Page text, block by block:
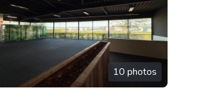
10 photos